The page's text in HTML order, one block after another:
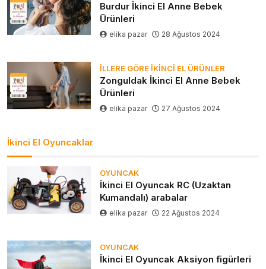
Burdur İkinci El Anne Bebek
Ürünleri
elika pazar 28 Ağustos 2024
İLLERE GÖRE İKINCI EL ÜRÜNLER
Zonguldak İkinci El Anne Bebek
Ürünleri
elika pazar 27 Ağustos 2024
İkinci El Oyuncaklar
OYUNCAK
İkinci El Oyuncak RC (Uzaktan
Kumandalı) arabalar
elika pazar 22 Ağustos 2024
OYUNCAK
İkinci El Oyuncak Aksiyon figürleri